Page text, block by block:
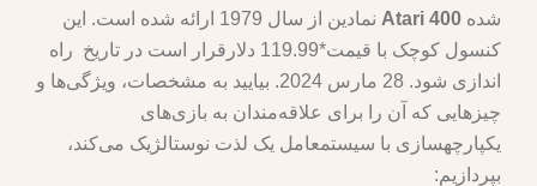
شده Atari 400
نمادین از سال 1979 ارائه شده است. این
کنسول کوچک با قیمت*119.99 دلارقرار است در تاریخ راه
اندازی شود. 28 مارس 2024. بیایید به مشخصات، ویژگی‌ها و
چیزهایی که آن را برای علاقه‌مندان به بازی‌های
یکپارچهسازی با سیستمعامل یک لذت نوستالژیک می‌کند،
بپردازیم: